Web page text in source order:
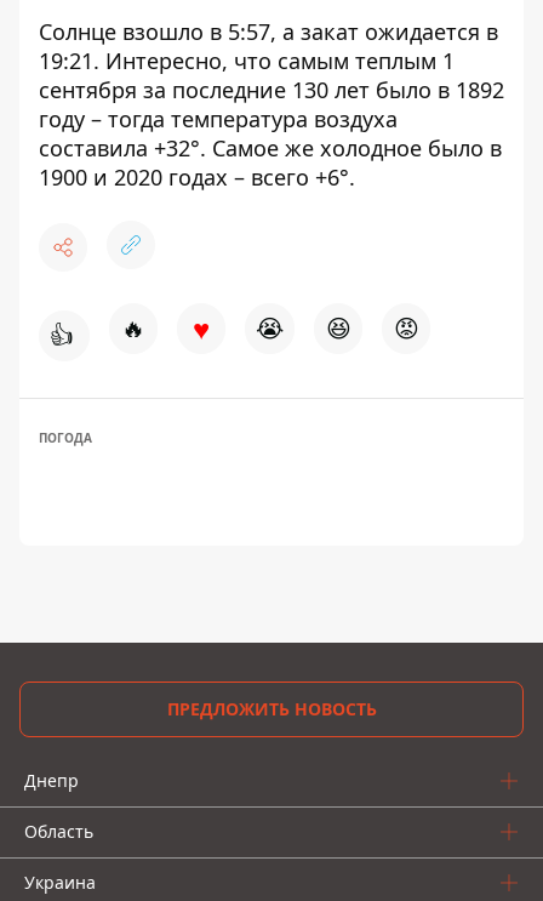
Солнце взошло в 5:57, а закат ожидается в
19:21. Интересно, что самым теплым 1
сентября за последние 130 лет было в 1892
году – тогда температура воздуха
составила +32°. Самое же холодное было в
1900 и 2020 годах – всего +6°.
👍 🔥 ♥ 😭 😆 😡
ПОГОДА
ПРЕДЛОЖИТЬ НОВОСТЬ
Днепр
Область
Украина